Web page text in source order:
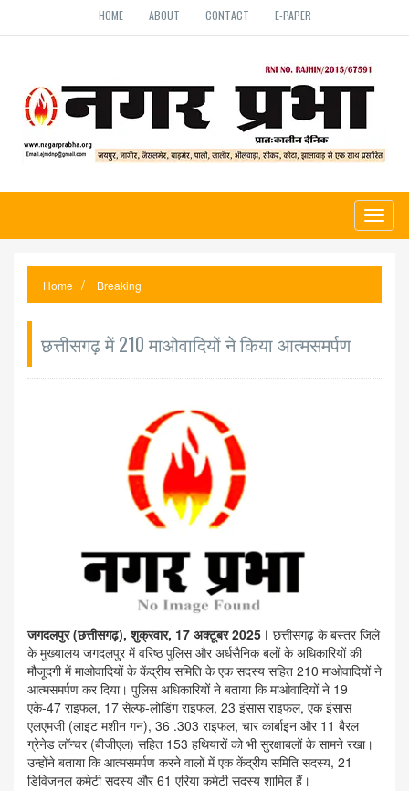
HOME ABOUT CONTACT E-PAPER
Home Breaking
छत्तीसगढ़ में 210 माओवादियों ने किया आत्मसमर्पण
जगदलपुर (छत्तीसगढ़), शुक्रवार, 17 अक्टूबर 2025। छत्तीसगढ़ के बस्तर जिले
के मुख्यालय जगदलपुर में वरिष्ठ पुलिस और अर्धसैनिक बलों के अधिकारियों की
मौजूदगी में माओवादियों के केंद्रीय समिति के एक सदस्य सहित 210 माओवादियों ने
आत्मसमर्पण कर दिया। पुलिस अधिकारियों ने बताया कि माओवादियों ने 19
एके-47 राइफल, 17 सेल्फ-लोडिंग राइफल, 23 इंसास राइफल, एक इंसास
एलएमजी (लाइट मशीन गन), 36 .303 राइफल, चार कार्बाइन और 11 बैरल
ग्रेनेड लॉन्चर (बीजीएल) सहित 153 हथियारों को भी सुरक्षाबलों के सामने रखा।
उन्होंने बताया कि आत्मसमर्पण करने वालों में एक केंद्रीय समिति सदस्य, 21
डिविजनल कमेटी सदस्य और 61 एरिया कमेटी सदस्य शामिल हैं।